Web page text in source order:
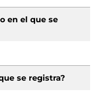
en el que se
se registra?